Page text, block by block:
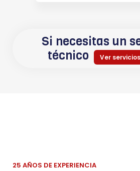
Si necesitas un
técnico
Ver
25 AÑOS DE EXPERIENCIA